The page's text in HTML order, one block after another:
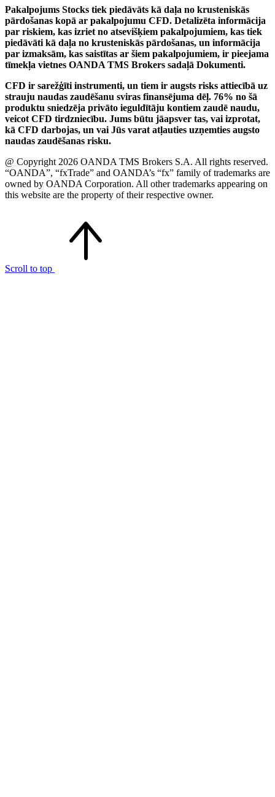
Pakalpojums Stocks tiek piedāvāts kā daļa no krusteniskās
pārdošanas kopā ar pakalpojumu CFD. Detalizēta informācija
par riskiem, kas izriet no atsevišķiem pakalpojumiem, kas tiek
piedāvāti kā daļa no krusteniskās pārdošanas, un informācija
par izmaksām, kas saistītas ar šiem pakalpojumiem, ir pieejama
tīmekļa vietnes OANDA TMS Brokers sadaļā Dokumenti.
CFD ir sarežģīti instrumenti, un tiem ir augsts risks attiecībā uz
strauju naudas zaudēšanu sviras finansējuma dēļ. 76% no šā
produktu sniedzēja privāto ieguldītāju kontiem zaudē naudu,
veicot CFD tirdzniecību. Jums būtu jāapsver tas, vai izprotat,
kā CFD darbojas, un vai Jūs varat atļauties uzņemties augsto
naudas zaudēšanas risku.
@ Copyright 2026 OANDA TMS Brokers S.A. All rights reserved.
“OANDA”, “fxTrade” and OANDA’s “fx” family of trademarks are
owned by OANDA Corporation. All other trademarks appearing on
this website are the property of their respective owner.
Scroll to top